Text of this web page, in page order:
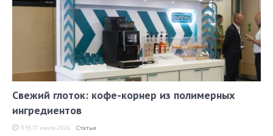
Свежий глоток: кофе-корнер из полимерных
ингредиентов
11:19, 17 июля 2026 Статьи